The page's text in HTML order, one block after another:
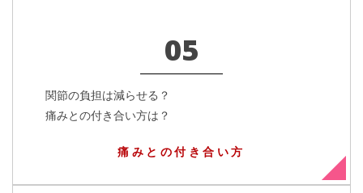
05
関節の負担は減らせる？
痛みとの付き合い方は？
痛みとの付き合い方